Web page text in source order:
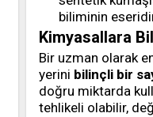
biliminin
Kimyasallara
Bir uzman olarak
yerini bilinçli bir
doğru miktarda
tehlikeli olabilir,